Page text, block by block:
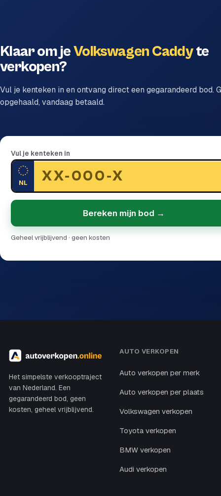
Klaar om jeVolkswagen Caddyte
verkopen?
Vul je kenteken in en ontvang direct een gegarandeerd bod.
opgehaald, vandaag betaald.
Vul je kenteken in
NL
Bereken mijn bod →
Geheel vrijblijvend · geen kosten
Het simpelste verkooptraject
van Nederland. Een
gegarandeerd bod, geen
kosten, geheel vrijblijvend.
AUTO VERKOPEN
Auto verkopen per merk
Auto verkopen per plaats
Volkswagen verkopen
Toyota verkopen
BMW verkopen
Audi verkopen